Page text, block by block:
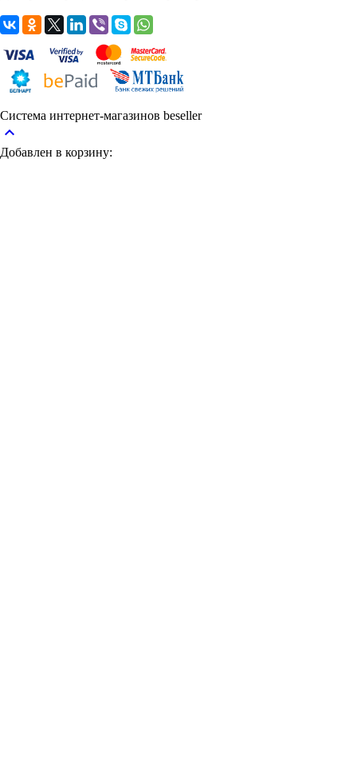
Система интернет-магазинов beseller
keyboard_arrow_up
Добавлен в корзину: